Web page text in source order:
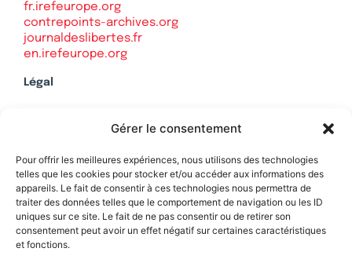
Gérer le consentement
Pour offrir les meilleures expériences, nous utilisons des technologies
telles que les cookies pour stocker et/ou accéder aux informations des
appareils. Le fait de consentir à ces technologies nous permettra de
traiter des données telles que le comportement de navigation ou les ID
uniques sur ce site. Le fait de ne pas consentir ou de retirer son
consentement peut avoir un effet négatif sur certaines caractéristiques
et fonctions.
fr.irefeurope.org
contrepoints-archives.org
journaldeslibertes.fr
en.irefeurope.org
Légal
Politique de confidentialité
Soutenez Contrepoints